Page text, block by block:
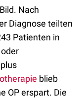
Nach
Diagnose teilten
Patienten in
oder
blieb
OP erspart. Die